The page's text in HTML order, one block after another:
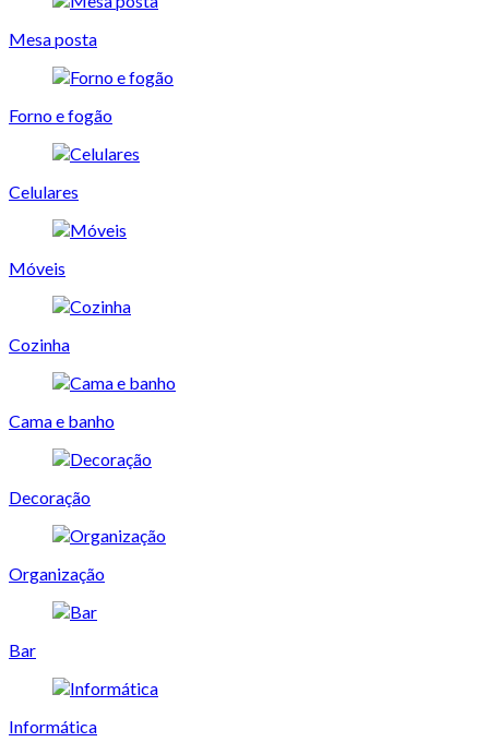
Mesa posta
Forno e fogão
Celulares
Móveis
Cozinha
Cama e banho
Decoração
Organização
Bar
Informática